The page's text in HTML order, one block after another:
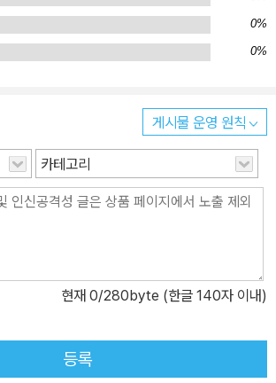
리 읽힌 독일 작가가 되었다. 헤르만 헤세의
와 ‘헤르만 하일너’상반된 성격의 두 소년이 그려
살의 헤세가 고향 칼프에서 쓴
인물 한스 기벤라트와 헤르만 하일너를 통해
던 내면의 갈등을 고스란히 보여준다. ‘한스 기
능 있는 인물을 한 명도 배출하지 못한 오래된
신비로운 불꽃 하나가 뚝 떨어진 듯” 나타난
년이다. 그는 신학교에 들어가기 위해 좋아하
람들보다 나은 사람이 될 수 있다”고 생각할 뿐
것이 무엇인지 알지 못한다. 바라던 대로 신
공부에 매진하지만 동급생의 죽음을 경험하고
을 가진 헤르만 하일너와 가까워지면서 점점 공
0%
0%
게시물 운영 원칙
카테고리
현재 0/280byte (한글 140자 이내)
등록